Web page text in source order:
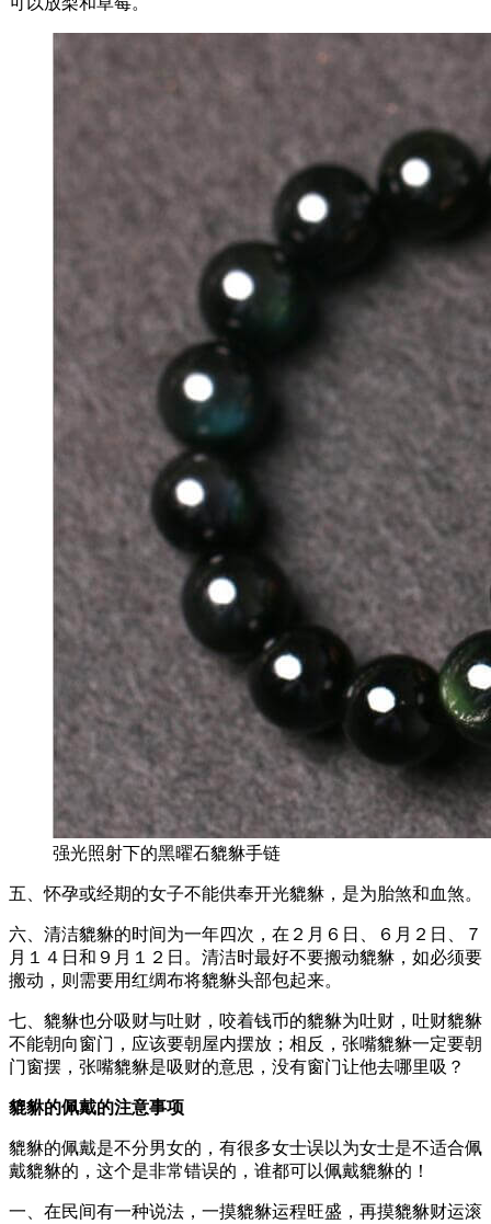
强光照射下的黑曜石貔貅手链
五、怀孕或经期的女子不能供奉开光貔貅，是为胎煞和血煞。
六、清洁貔貅的时间为一年四次，在２月６日、６月２日、７
月１４日和９月１２日。清洁时最好不要搬动貔貅，如必须要
搬动，则需要用红绸布将貔貅头部包起来。
七、貔貅也分吸财与吐财，咬着钱币的貔貅为吐财，吐财貔貅
不能朝向窗门，应该要朝屋内摆放；相反，张嘴貔貅一定要朝
门窗摆，张嘴貔貅是吸财的意思，没有窗门让他去哪里吸？
貔貅的佩戴的注意事项
貔貅的佩戴是不分男女的，有很多女士误以为女士是不适合佩
戴貔貅的，这个是非常错误的，谁都可以佩戴貔貅的！
一、在民间有一种说法，一摸貔貅运程旺盛，再摸貔貅财运滚